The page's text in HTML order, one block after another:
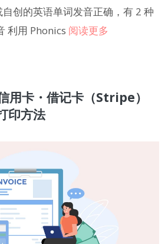
创的英语单词发音正确，有 2 种
利用 Phonics 阅读更多
用卡・借记卡（Stripe）
印方法